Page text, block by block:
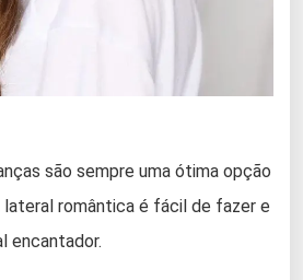
são sempre uma ótima opção
lateral romântica é fácil de fazer e
encantador.